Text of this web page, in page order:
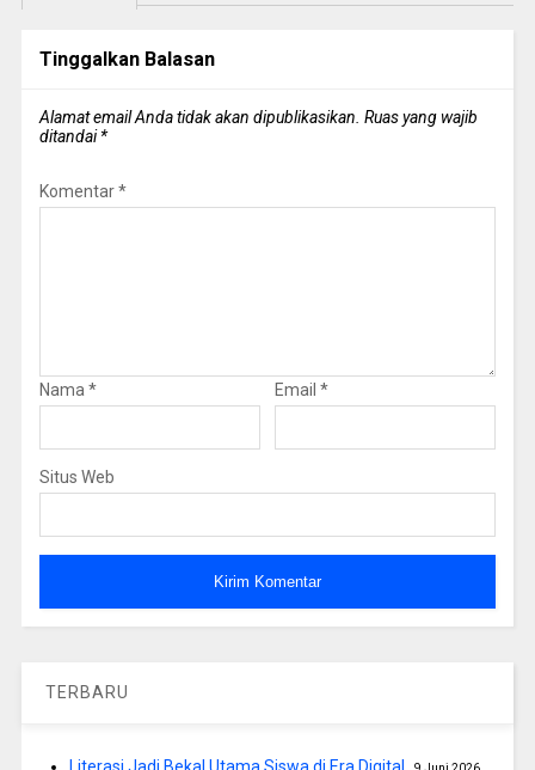
Tinggalkan Balasan
Alamat email Anda tidak akan dipublikasikan. Ruas yang wajib
ditandai*
Komentar*
Nama* Email *
Situs Web
TERBARU